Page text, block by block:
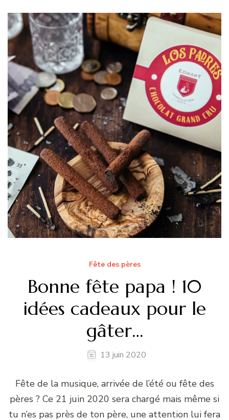
Fête des pères
Bonne fête papa ! 10
idées cadeaux pour le
gâter…
13 juin 2020
Fête de la musique, arrivée de l’été ou fête des
pères ? Ce 21 juin 2020 sera chargé mais même si
tu n’es pas près de ton père, une attention lui fera